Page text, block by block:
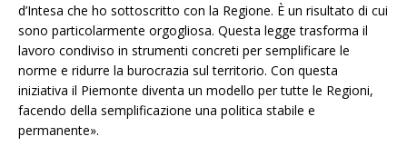
d’Intesa che ho sottoscritto con la Regione. È un risultato di cui
sono particolarmente orgogliosa. Questa legge trasforma il
lavoro condiviso in strumenti concreti per semplificare le
norme e ridurre la burocrazia sul territorio. Con questa
iniziativa il Piemonte diventa un modello per tutte le Regioni,
facendo della semplificazione una politica stabile e
permanente».